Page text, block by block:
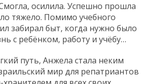
осилила. Успешно прошла
тяжело. Помимо учебного
забирал быт, когда нужно было
с ребёнком, работу и учёбу…
путь, Анжела стала неким
мир для репатриантов